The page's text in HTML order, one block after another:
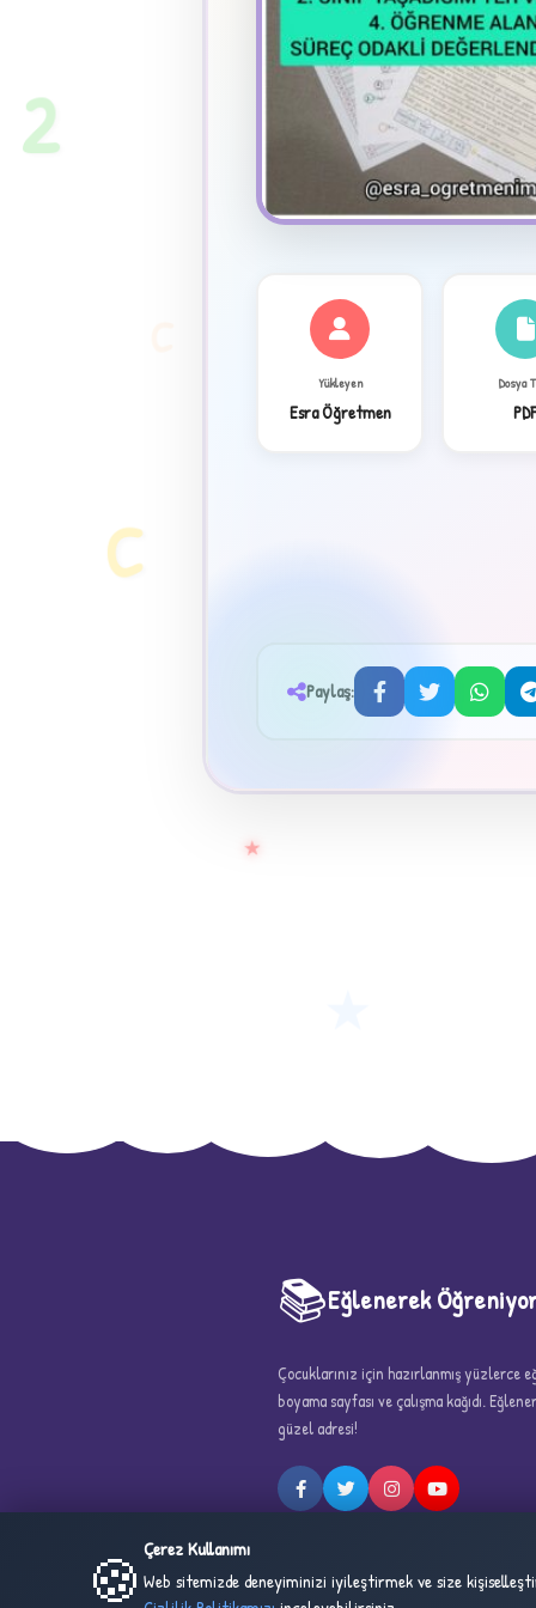
★
Yükleyen
Esra Öğretmen
Dosya
Paylaş:
C
2
5
📚Eğlenerek
Çocuklarınız için hazırlanmış yüzlerce
boyama sayfası ve çalışma kağıdı.
güzel adresi!
🍪 Çerez Kullanımı
Web sitemizde deneyiminizi iyileştirmek ve size